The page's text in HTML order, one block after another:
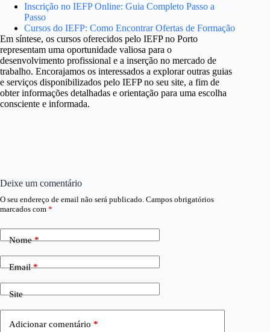
Inscrição no IEFP Online: Guia Completo Passo a
Passo
Cursos do IEFP: Como Encontrar Ofertas de Formação
Em síntese, os cursos oferecidos pelo IEFP no Porto
representam uma oportunidade valiosa para o
desenvolvimento profissional e a inserção no mercado de
trabalho. Encorajamos os interessados a explorar outras guias
e serviços disponibilizados pelo IEFP no seu site, a fim de
obter informações detalhadas e orientação para uma escolha
consciente e informada.
Deixe um comentário
O seu endereço de email não será publicado. Campos obrigatórios
marcados com *
Nome*
Email*
Site
Adicionar comentário *